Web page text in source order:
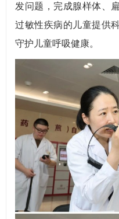
发问题，完成腺样体、
过敏性疾病的儿童提供
守护儿童呼吸健康。